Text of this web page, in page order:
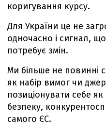
коригування курсу.
Для України це не
одночасно і сигнал,
потребує змін.
Ми більше не повинні
як набір вимог чи
позиціонувати себе
безпеку,
самого ЄС.